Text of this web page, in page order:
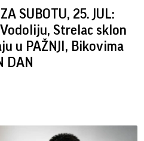
SUBOTU, 25. JUL:
Vodoliju, Strelac sklon
u PAŽNJI, Bikovima
DAN